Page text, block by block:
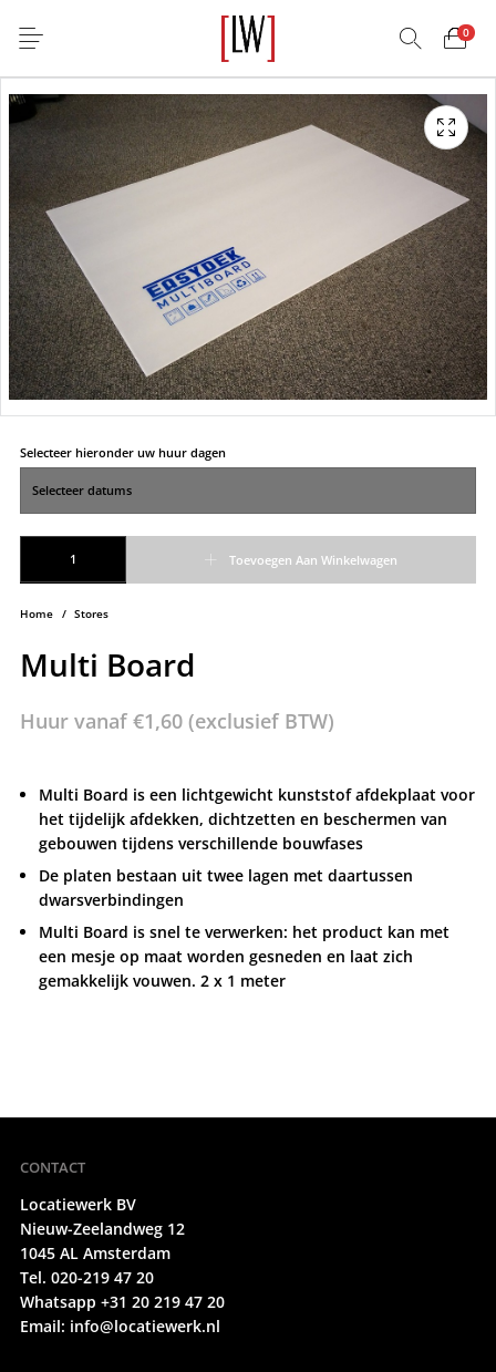
0
Home / Stores
Multi Board
Huur vanaf €1,60(exclusief BTW)
Multi Board is een lichtgewicht kunststof afdekplaat voor
het tijdelijk afdekken, dichtzetten en beschermen van
gebouwen tijdens verschillende bouwfases
De platen bestaan uit twee lagen met daartussen
dwarsverbindingen
Multi Board is snel te verwerken: het product kan met
een mesje op maat worden gesneden en laat zich
gemakkelijk vouwen. 2 x 1 meter
Selecteer hieronder uw huur dagen
Toevoegen Aan Winkelwagen
CONTACT
Locatiewerk BV
Nieuw-Zeelandweg 12
1045 AL Amsterdam
Tel. 020-219 47 20
Whatsapp +31 20 219 47 20
Email: info@locatiewerk.nl